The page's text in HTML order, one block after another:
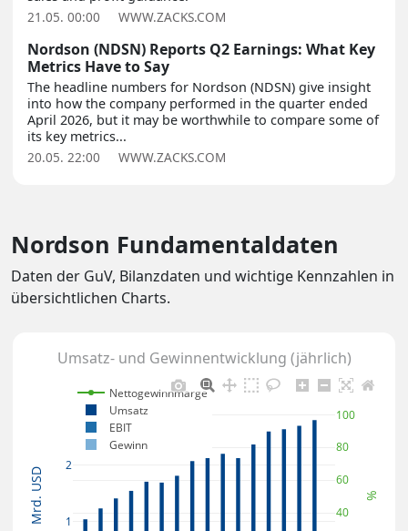
21.05. 00:00
WWW.ZACKS.COM
Nordson (NDSN) Reports Q2 Earnings: What Key
Metrics Have to Say
The headline numbers for Nordson (NDSN) give insight
into how the company performed in the quarter ended
April 2026, but it may be worthwhile to compare some of
its key metrics...
20.05. 22:00
WWW.ZACKS.COM
Nordson Fundamentaldaten
Daten der GuV, Bilanzdaten und wichtige Kennzahlen in
übersichtlichen Charts.
Umsatz- und Gewinnentwicklung (jährlich)
1
2
40
60
80
100
Nettogewinnmarge
Umsatz
EBIT
Gewinn
Mrd. USD %